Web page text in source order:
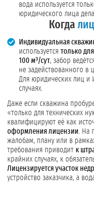
вода используется
юридического лица
Когда
Индивидуальная
используется только
100 м³/сут, забор
не задействованного в
Для юридических лиц и
случаях.
Даже если скважина
«только для технических
квалифицируют её как
оформления лицензии .
жалобам, плану или в
требования приводит к
крайних случаях, к
Лицензируется участок
устройство заказчика, а